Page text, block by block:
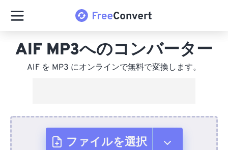
AIF MP3へのコンバーター
AIF を MP3 にオンラインで無料で変換します。
ファイルを選択